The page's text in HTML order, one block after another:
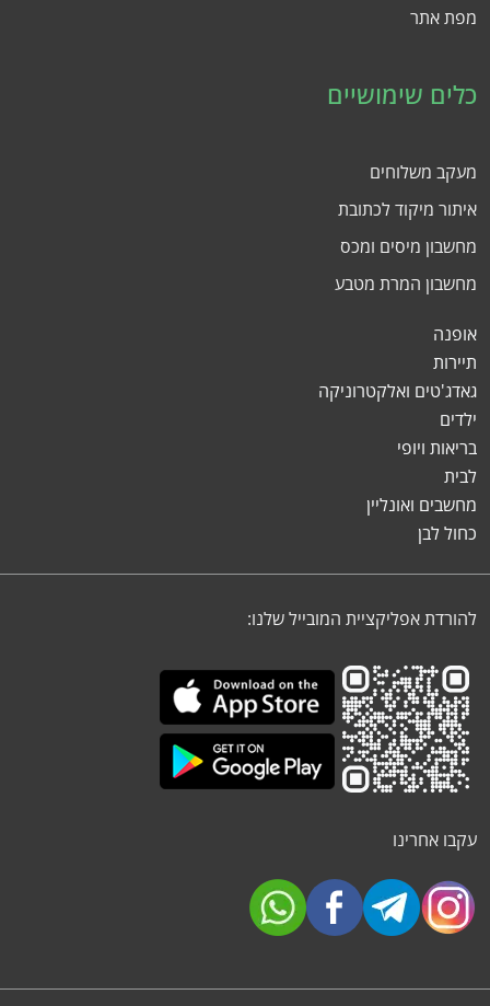
מפת אתר
כלים שימושיים
מעקב משלוחים
איתור מיקוד לכתובת
מחשבון מיסים ומכס
מחשבון המרת מטבע
אופנה
תיירות
גאדג'טים ואלקטרוניקה
ילדים
בריאות ויופי
לבית
מחשבים ואונליין
כחול לבן
להורדת אפליקציית המובייל שלנו:
עקבו אחרינו